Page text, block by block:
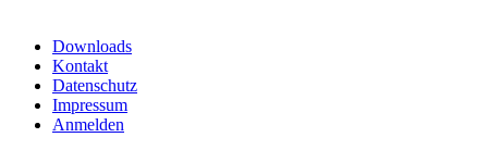
Downloads
Kontakt
Datenschutz
Impressum
Anmelden